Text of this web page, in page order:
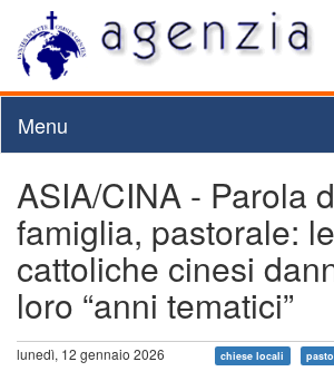
Menu
ASIA/CINA - Parola
famiglia, pastorale:
cattoliche cinesi
loro “anni tematici”
lunedì, 12 gennaio 2026 chiese locali